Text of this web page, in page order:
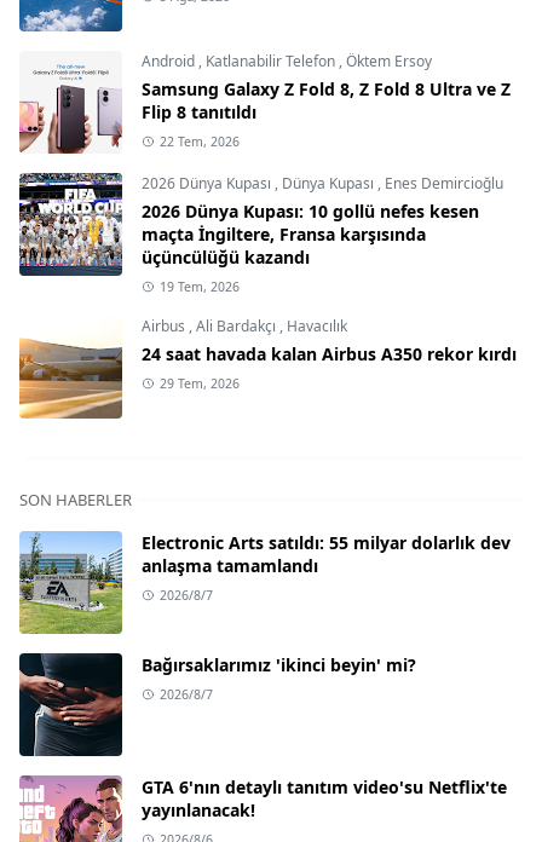
Android , Katlanabilir Telefon ,Öktem Ersoy
Samsung Galaxy Z Fold 8, Z Fold 8 Ultra ve Z
Flip 8 tanıtıldı
22 Tem, 2026
2026 Dünya Kupası , Dünya Kupası , Enes Demircioğlu
2026 Dünya Kupası: 10 gollü nefes kesen
maçta İngiltere, Fransa karşısında
üçüncülüğü kazandı
19 Tem, 2026
Airbus ,Ali Bardakçı , Havacılık
24 saat havada kalan Airbus A350 rekor kırdı
29 Tem, 2026
SON HABERLER
Electronic Arts satıldı: 55 milyar dolarlık dev
anlaşma tamamlandı
2026/8/7
Bağırsaklarımız 'ikinci beyin' mi?
2026/8/7
GTA 6'nın detaylı tanıtım video'su Netflix'te
yayınlanacak!